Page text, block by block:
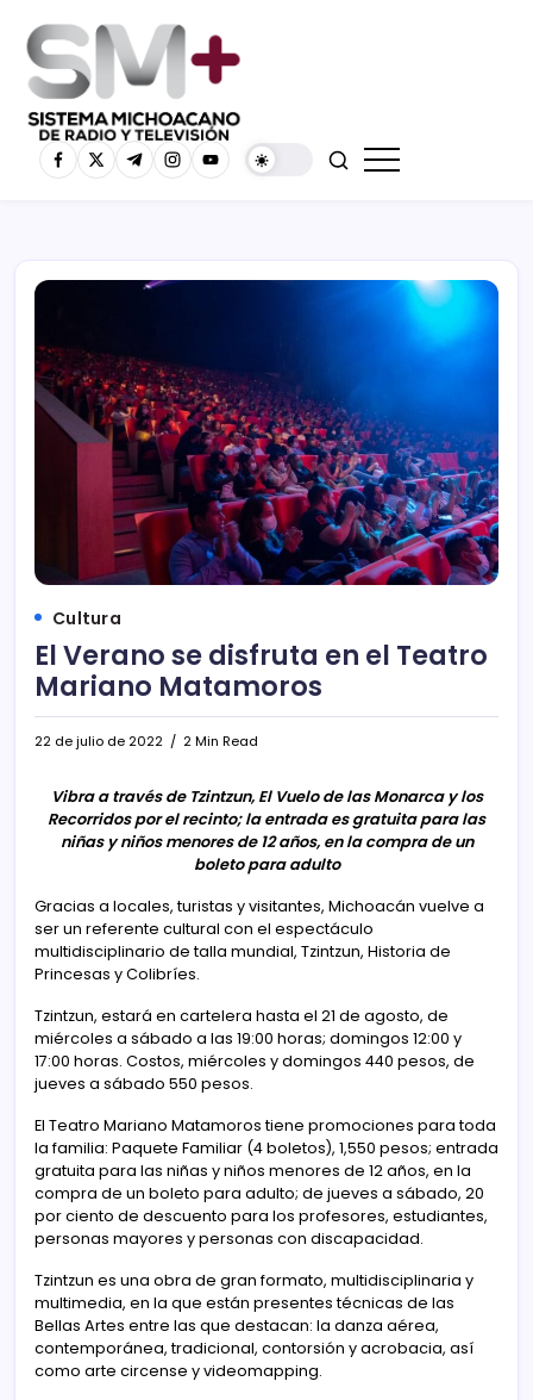
Cultura
El Verano se disfruta en el Teatro
Mariano Matamoros
22 de julio de 2022 2 Min Read
Vibra a través de Tzintzun, El Vuelo de las Monarca y los
Recorridos por el recinto; la entrada es gratuita para las
niñas y niños menores de 12 años, en la compra de un
boleto para adulto
Gracias a locales, turistas y visitantes, Michoacán vuelve a
ser un referente cultural con el espectáculo
multidisciplinario de talla mundial, Tzintzun, Historia de
Princesas y Colibríes.
Tzintzun, estará en cartelera hasta el 21 de agosto, de
miércoles a sábado a las 19:00 horas; domingos 12:00 y
17:00 horas. Costos, miércoles y domingos 440 pesos, de
jueves a sábado 550 pesos.
El Teatro Mariano Matamoros tiene promociones para toda
la familia: Paquete Familiar (4 boletos), 1,550 pesos; entrada
gratuita para las niñas y niños menores de 12 años, en la
compra de un boleto para adulto; de jueves a sábado, 20
por ciento de descuento para los profesores, estudiantes,
personas mayores y personas con discapacidad.
Tzintzun es una obra de gran formato, multidisciplinaria y
multimedia, en la que están presentes técnicas de las
Bellas Artes entre las que destacan: la danza aérea,
contemporánea, tradicional, contorsión y acrobacia, así
como arte circense y videomapping.